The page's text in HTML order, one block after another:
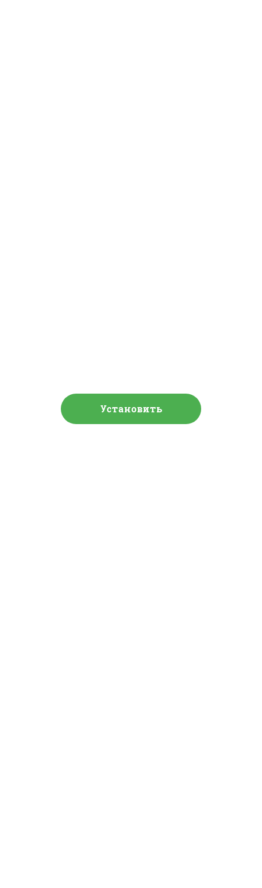
Установить